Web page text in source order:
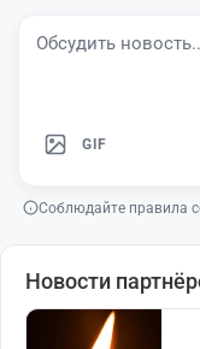
GIF
Соблюдайте правила